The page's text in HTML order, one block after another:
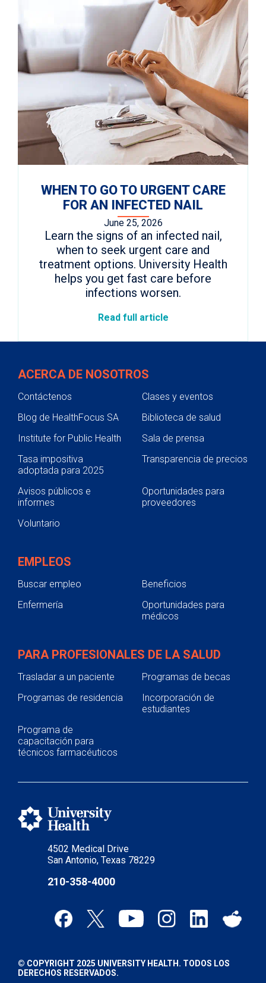
WHEN TO GO TO URGENT CARE
FOR AN INFECTED NAIL
June 25, 2026
Learn the signs of an infected nail,
when to seek urgent care and
treatment options. University Health
helps you get fast care before
infections worsen.
Read full article
4502 Medical Drive
San Antonio, Texas 78229
210-358-4000
ACERCA DE NOSOTROS
Contáctenos
Clases y eventos
Blog de HealthFocus SA
Biblioteca de salud
Institute for Public Health
Sala de prensa
Tasa impositiva
adoptada para 2025
Transparencia de precios
Avisos públicos e
informes
Oportunidades para
proveedores
Voluntario
EMPLEOS
Buscar empleo
Beneficios
Enfermería
Oportunidades para
médicos
PARA PROFESIONALES DE LA SALUD
Trasladar a un paciente
Programas de becas
Programas de residencia
Incorporación de
estudiantes
Programa de
capacitación para
técnicos farmacéuticos
© COPYRIGHT 2025 UNIVERSITY HEALTH. TODOS LOS
DERECHOS RESERVADOS.